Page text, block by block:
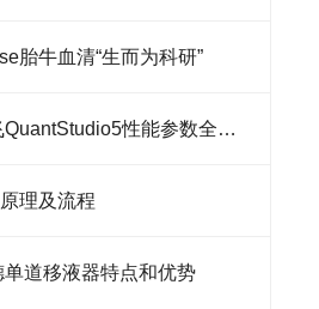
胎牛血清“生而为科研”
​赛默飞QuantStudio5性能参数全解析
理及流程
单道移液器特点和优势